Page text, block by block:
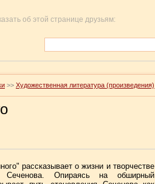
об этой странице друзьям:
>> Художественная литература (произведения)
рассказывает о жизни и творчестве
Опираясь на обширный